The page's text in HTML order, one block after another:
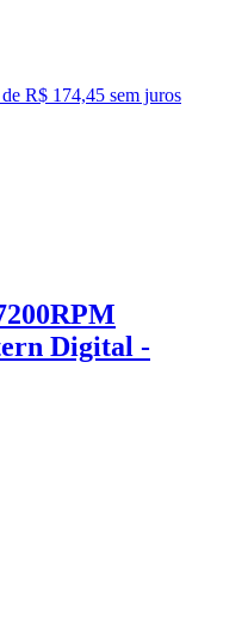
R$ 174,45 sem juros
Digital -